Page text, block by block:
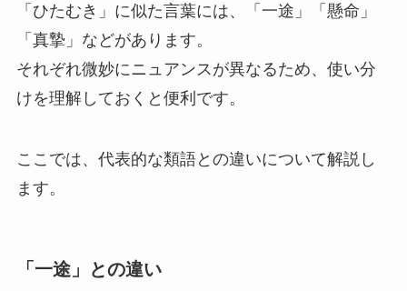
「ひたむき」に似た言葉には、「一途」「懸命」
「真摯」などがあります。
それぞれ微妙にニュアンスが異なるため、使い分
けを理解しておくと便利です。
ここでは、代表的な類語との違いについて解説し
ます。
「一途」との違い